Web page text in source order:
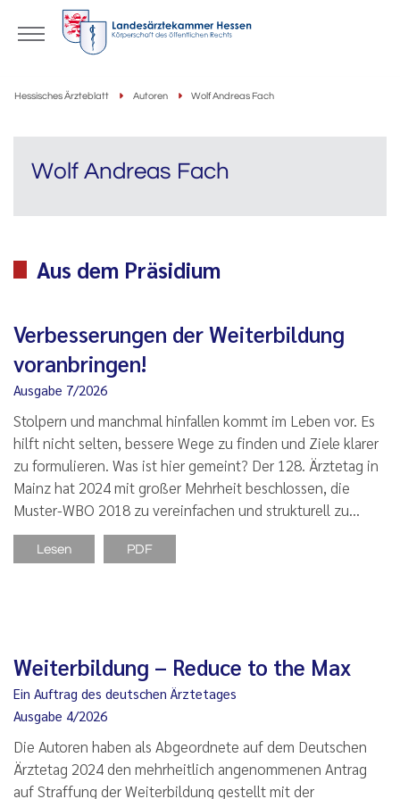
Hessisches Ärzteblatt Autoren Wolf Andreas Fach
Wolf Andreas Fach
Aus dem Präsidium
Verbesserungen der Weiterbildung
voranbringen!
Ausgabe 7/2026
Stolpern und manchmal hinfallen kommt im Leben vor. Es
hilft nicht selten, bessere Wege zu finden und Ziele klarer
zu formulieren. Was ist hier gemeint? Der 128. Ärztetag in
Mainz hat 2024 mit großer Mehrheit beschlossen, die
Muster-WBO 2018 zu vereinfachen und strukturell zu…
Lesen PDF
Weiterbildung – Reduce to the Max
Ein Auftrag des deutschen Ärztetages
Ausgabe 4/2026
Die Autoren haben als Abgeordnete auf dem Deutschen
Ärztetag 2024 den mehrheitlich angenommenen Antrag
auf Straffung der Weiterbildung gestellt mit der